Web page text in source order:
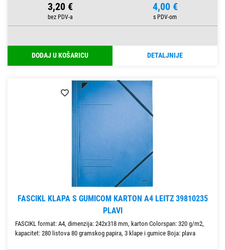
3,20 € 4,00 €
DODAJ U KOŠARICU DETALJNIJE
FASCIKL KLAPA S GUMICOM KARTON A4 LEITZ 39810235
PLAVI
FASCIKL format: A4, dimenzija: 242x318 mm, karton Colorspan: 320 g/m2,
kapacitet: 280 listova 80 gramskog papira, 3 klape i gumice Boja: plava